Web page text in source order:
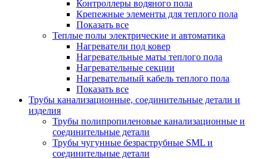
Контроллеры водяного пола
Крепежные элементы для теплого пола
Показать все
Теплые полы электрические и автоматика
Нагреватели под ковер
Нагревательные маты теплого пола
Нагревательные секции
Нагревательный кабель теплого пола
Показать все
Трубы канализационные, соединительные детали и
изделия
Трубы полипропиленовые канализационные и
соединительные детали
Трубы чугунные безраструбные SML и
соединительные детали